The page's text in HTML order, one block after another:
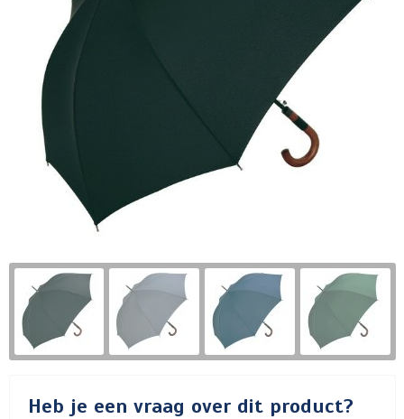
Heb je een vraag over dit product?